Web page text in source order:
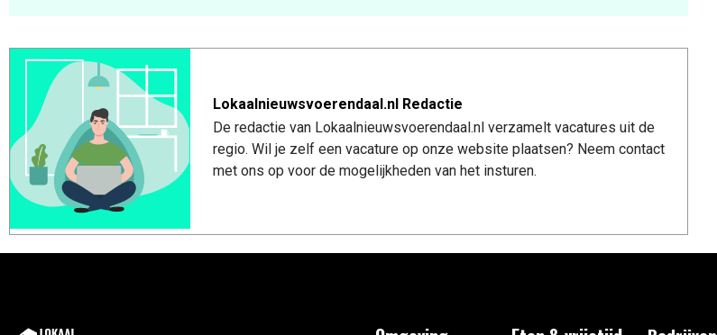
Lokaalnieuwsvoerendaal.nl Redactie
De redactie van Lokaalnieuwsvoerendaal.nl verzamelt vacatures uit de
regio. Wil je zelf een vacature op onze website plaatsen? Neem contact
met ons op voor de mogelijkheden van het insturen.